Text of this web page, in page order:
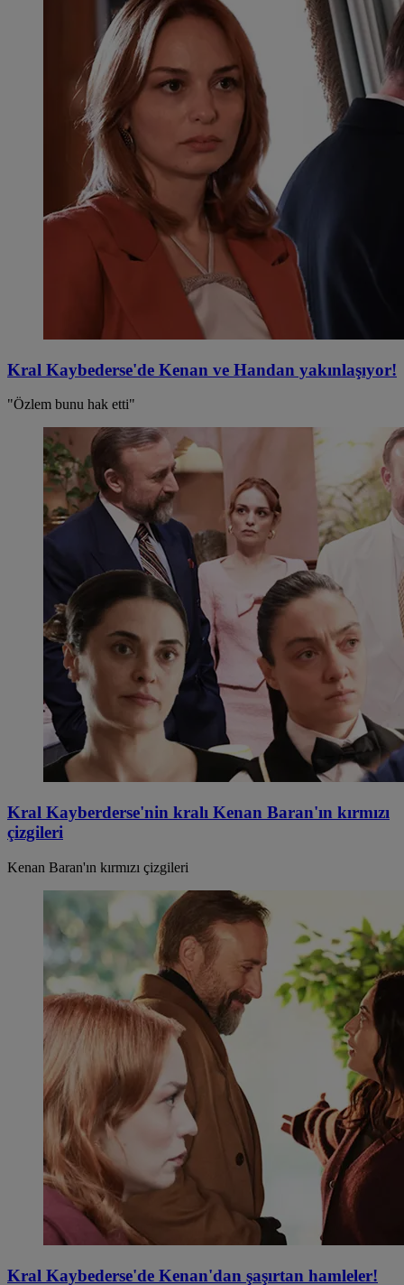
Kral Kaybederse'de Kenan ve Handan yakınlaşıyor!
"Özlem bunu hak etti"
Kral Kayberderse'nin kralı Kenan Baran'ın kırmızı
çizgileri
Kenan Baran'ın kırmızı çizgileri
Kral Kaybederse'de Kenan'dan şaşırtan hamleler!